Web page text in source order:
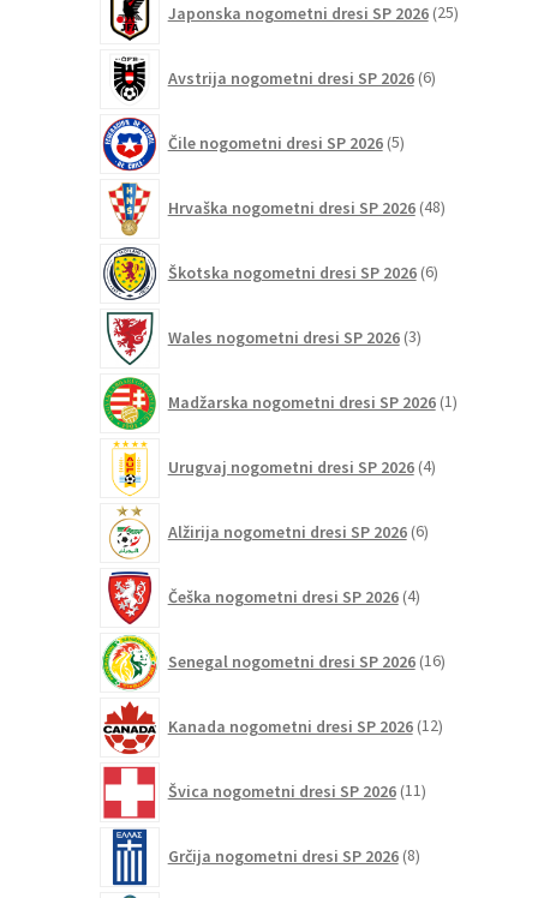
Japonska nogometni dresi SP 2026 25izdelkov
Avstrija nogometni dresi SP 2026 6izdelkov
Čile nogometni dresi SP 2026 5izdelkov
Hrvaška nogometni dresi SP 2026 48izdelkov
Škotska nogometni dresi SP 2026 6izdelkov
Wales nogometni dresi SP 2026 3izdelki
Madžarska nogometni dresi SP 2026 1izdelek
Urugvaj nogometni dresi SP 2026 4izdelki
Alžirija nogometni dresi SP 2026 6izdelkov
Češka nogometni dresi SP 2026 4izdelki
Senegal nogometni dresi SP 2026 16izdelkov
Kanada nogometni dresi SP 2026 12izdelkov
Švica nogometni dresi SP 2026 11izdelkov
Grčija nogometni dresi SP 2026 8izdelkov